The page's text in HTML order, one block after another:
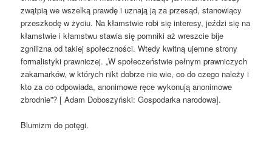
zwątpią we wszelką prawdę i uznają ją za przesąd, stanowiący
przeszkodę w życiu. Na kłamstwie robi się interesy, jeździ się na
kłamstwie i kłamstwu stawia się pomniki aż wreszcie bije
zgnilizna od takiej społeczności. Wtedy kwitną ujemne strony
formalistyki prawniczej. „W społeczeństwie pełnym prawniczych
zakamarków, w których nikt dobrze nie wie, co do czego należy i
kto za co odpowiada, anonimowe ręce wykonują anonimowe
zbrodnie”? [ Adam Doboszyński: Gospodarka narodowa].
Blumizm do potęgi.